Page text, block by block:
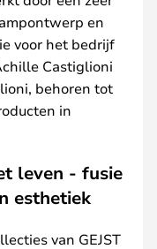
en
voor het bedrijf
Castiglioni
behoren tot
in
leven - fusie
esthetiek
van GEJST